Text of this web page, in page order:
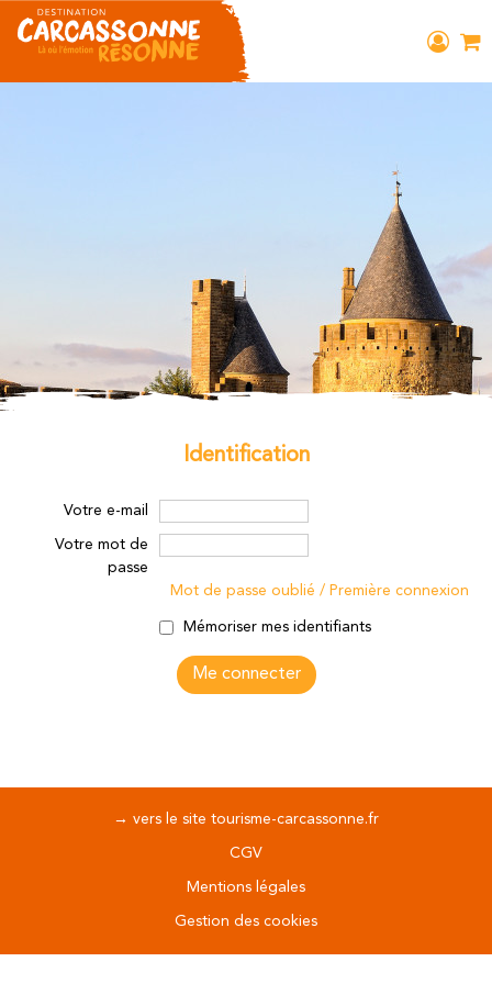
Identification
Votre e-mail
Votre mot de
passe
Mot de passe oublié / Première connexion
Mémoriser mes identifiants
→ vers le site tourisme-carcassonne.fr
CGV
Mentions légales
Gestion des cookies